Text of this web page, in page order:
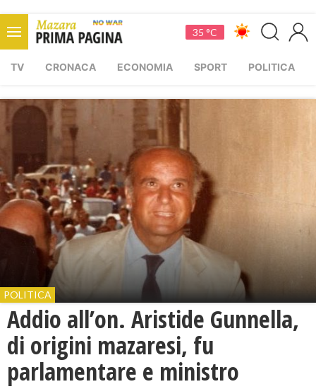
35 °C
TV CRONACA ECONOMIA SPORT POLITICA
POLITICA
Addio all’on. Aristide Gunnella,
di origini mazaresi, fu
parlamentare e ministro